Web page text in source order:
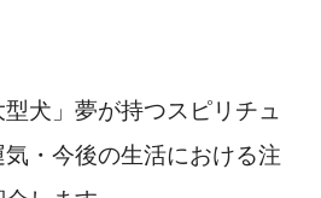
犬」夢が持つスピリチュ
・今後の生活における注